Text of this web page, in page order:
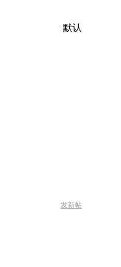
默认
发新帖